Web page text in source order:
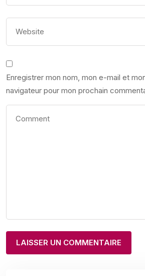
Enregistrer mon nom, mon e-mail et
navigateur pour mon prochain